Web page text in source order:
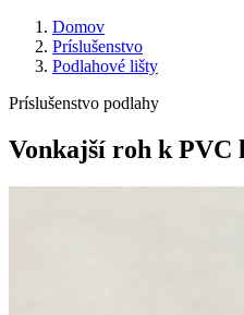
Domov
Príslušenstvo
Podlahové lišty
Príslušenstvo podlahy
Vonkajší roh k PVC